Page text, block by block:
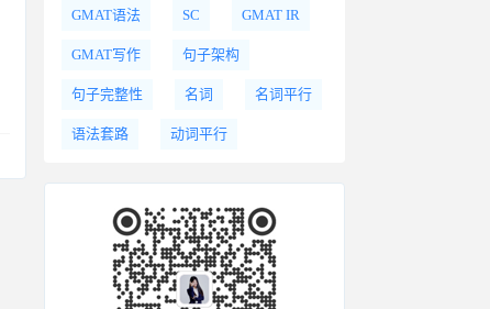
GMAT语法 SC GMAT IR
GMAT写作 句子架构
句子完整性 名词 名词平行
语法套路 动词平行